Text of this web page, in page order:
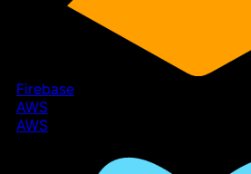
Firebase
AWS
AWS